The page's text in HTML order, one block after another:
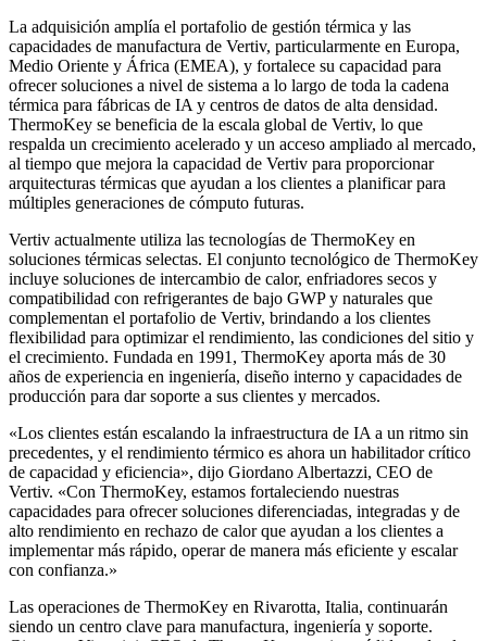
La adquisición amplía el portafolio de gestión térmica y las
capacidades de manufactura de Vertiv, particularmente en Europa,
Medio Oriente y África (EMEA), y fortalece su capacidad para
ofrecer soluciones a nivel de sistema a lo largo de toda la cadena
térmica para fábricas de IA y centros de datos de alta densidad.
ThermoKey se beneficia de la escala global de Vertiv, lo que
respalda un crecimiento acelerado y un acceso ampliado al mercado,
al tiempo que mejora la capacidad de Vertiv para proporcionar
arquitecturas térmicas que ayudan a los clientes a planificar para
múltiples generaciones de cómputo futuras.
Vertiv actualmente utiliza las tecnologías de ThermoKey en
soluciones térmicas selectas. El conjunto tecnológico de ThermoKey
incluye soluciones de intercambio de calor, enfriadores secos y
compatibilidad con refrigerantes de bajo GWP y naturales que
complementan el portafolio de Vertiv, brindando a los clientes
flexibilidad para optimizar el rendimiento, las condiciones del sitio y
el crecimiento. Fundada en 1991, ThermoKey aporta más de 30
años de experiencia en ingeniería, diseño interno y capacidades de
producción para dar soporte a sus clientes y mercados.
«Los clientes están escalando la infraestructura de IA a un ritmo sin
precedentes, y el rendimiento térmico es ahora un habilitador crítico
de capacidad y eficiencia», dijo Giordano Albertazzi, CEO de
Vertiv. «Con ThermoKey, estamos fortaleciendo nuestras
capacidades para ofrecer soluciones diferenciadas, integradas y de
alto rendimiento en rechazo de calor que ayudan a los clientes a
implementar más rápido, operar de manera más eficiente y escalar
con confianza.»
Las operaciones de ThermoKey en Rivarotta, Italia, continuarán
siendo un centro clave para manufactura, ingeniería y soporte.